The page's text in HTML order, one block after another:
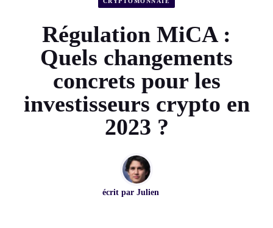
Régulation MiCA :
Quels changements
concrets pour les
investisseurs crypto en
2023 ?
écrit par Julien